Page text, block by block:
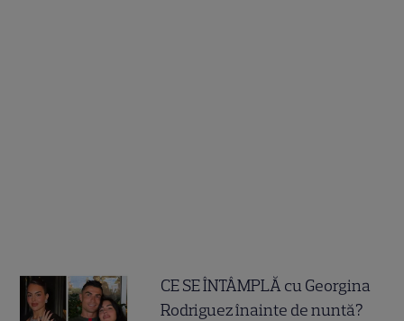
CE SE ÎNTÂMPLĂ cu Georgina
Rodriguez înainte de nuntă?